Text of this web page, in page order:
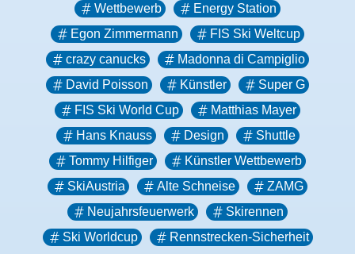
Wettbewerb
Energy Station
Egon Zimmermann
FIS Ski Weltcup
crazy canucks
Madonna di Campiglio
David Poisson
Künstler
Super G
FIS Ski World Cup
Matthias Mayer
Hans Knauss
Design
Shuttle
Tommy Hilfiger
Künstler Wettbewerb
SkiAustria
Alte Schneise
ZAMG
Neujahrsfeuerwerk
Skirennen
Ski Worldcup
Rennstrecken-Sicherheit